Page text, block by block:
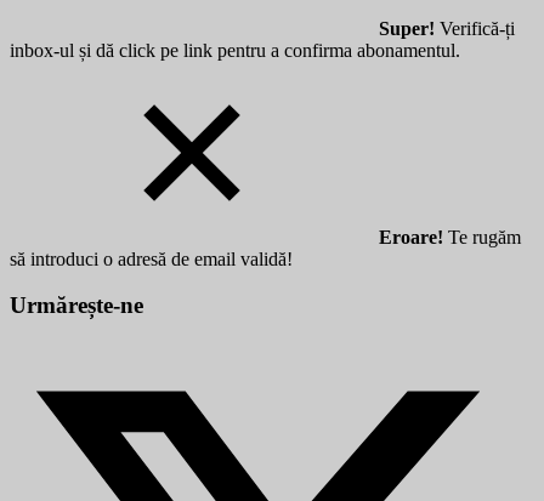
Super! Verifică-ți
inbox-ul și dă click pe link pentru a confirma abonamentul.
Eroare! Te rugăm
să introduci o adresă de email validă!
Urmărește-ne